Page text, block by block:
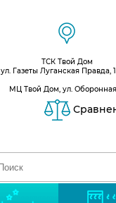
ТСК Твой Дом
ул. Газеты Луганская Правда,
МЦ Твой Дом, ул.